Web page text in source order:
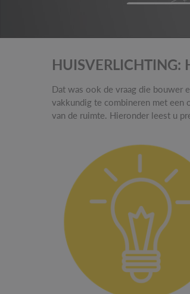
HUISVERLICHTING:
Dat was ook de vraag die bouwer
vakkundig te combineren met een
van de ruimte. Hieronder leest u